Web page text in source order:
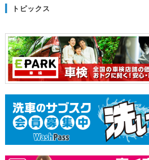
トピックス